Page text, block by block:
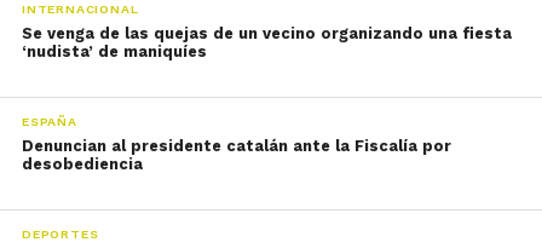
INTERNACIONAL
Se venga de las quejas de un vecino organizando una fiesta
‘nudista’ de maniquíes
ESPAÑA
Denuncian al presidente catalán ante la Fiscalía por
desobediencia
DEPORTES